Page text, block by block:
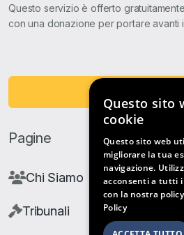
Questo servizio è offerto
con una donazione per portare avanti
Pagine
Chi Siamo
Tribunali
Questo sito
cookie
Questo sito web
migliorare la tua
navigazione.
acconsenti a tutti
con la nostra
Policy